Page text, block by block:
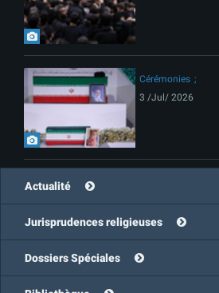
Cérémonies
3 /Jul/ 2026
Actualité
Jurisprudences religieuses
Dossiers Spéciales